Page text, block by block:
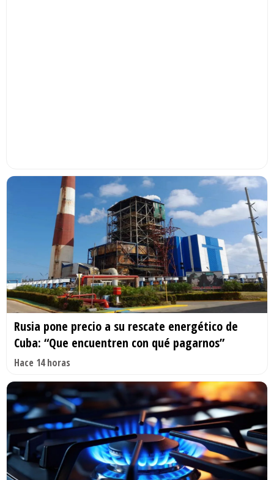
Rusia pone precio a su rescate energético de
Cuba: “Que encuentren con qué pagarnos”
Hace 14 horas